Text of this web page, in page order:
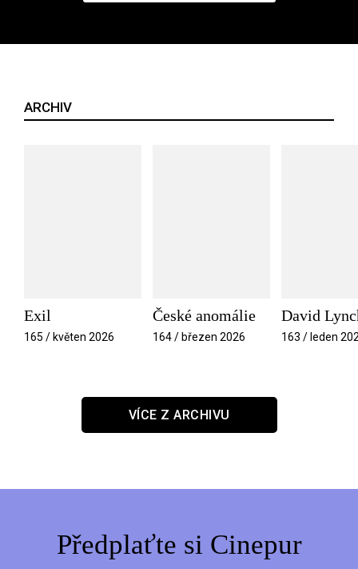
ARCHIV
Exil
165 / květen 2026
České anomálie
164 / březen 2026
David
163 / leden
VÍCE Z ARCHIVU
Předplaťte si Cinepur